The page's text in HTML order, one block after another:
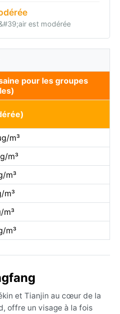
est modérée
pour les groupes
m³
m³
m³
m³
m³
m³
et Tianjin au cœur de la
offre un visage à la fois